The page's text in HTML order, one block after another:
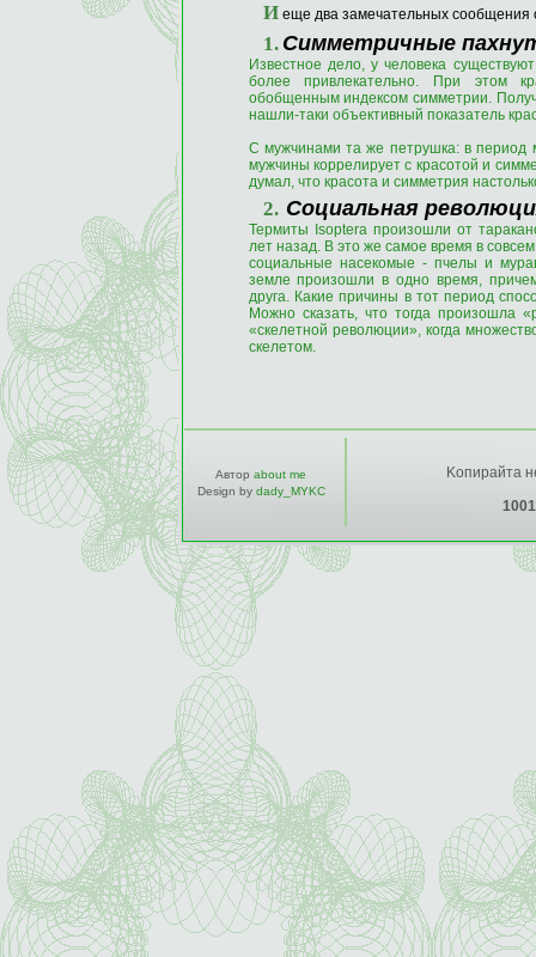
Иеще два замечательных
1. Симметричные
Известное дело, у человека
более привлекательно. При этом
обобщенным индексом симметрии.
нашли-таки объективный показатель
С мужчинами та же петрушка: в период
мужчины коррелирует с красотой и
думал, что красота и симметрия
2. Социальная
Термиты Isoptera произошли от
лет назад. В это же самое время в
социальные насекомые - пчелы и
земле произошли в одно время,
друга. Какие причины в тот период
Можно сказать, что тогда произошла
«скелетной революции», когда
скелетом.
Автор about me
Design by dady_MYKC
Kопирайта